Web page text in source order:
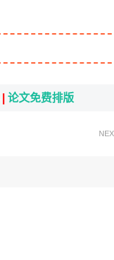
论文免费排版